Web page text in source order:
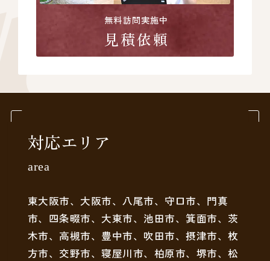
無料訪問実施中
見積依頼
対応エリア
area
東大阪市、大阪市、八尾市、守口市、門真
市、四条畷市、大東市、池田市、箕面市、茨
木市、高槻市、豊中市、吹田市、摂津市、枚
方市、交野市、寝屋川市、柏原市、堺市、松